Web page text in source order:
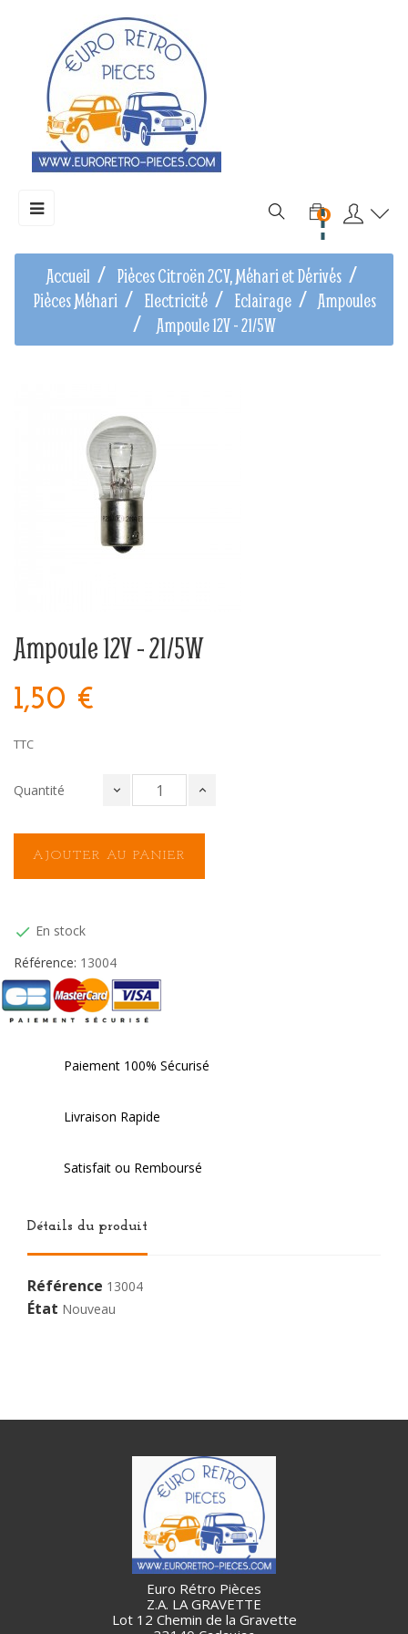
Basculer
☰ 0
Accueil
Pièces Citroën 2CV, Méhari et Dérivés
Pièces Méhari
Electricité Eclairage
Ampoules
Ampoule 12V - 21/5W
Ampoule 12V - 21/5W
1,50 €
TTC
Quantité
AJOUTER AU PANIER
 En stock
Référence: 13004
Paiement 100% Sécurisé
Livraison Rapide
Satisfait ou Remboursé
Détails du produit
Référence 13004
État Nouveau
Euro Rétro Pièces
Z.A. LA GRAVETTE
Lot 12 Chemin de la Gravette